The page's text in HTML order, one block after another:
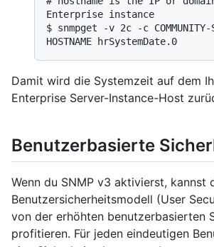
Enterprise instance
$ snmpget -v 2c -c COMMUNITY-
HOSTNAME hrSystemDate.0
Damit wird die Systemzeit auf dem
Enterprise Server-Instance-Host
Benutzerbasierte
Wenn du SNMP v3 aktivierst, kannst
Benutzersicherheitsmodell (User
von der erhöhten benutzerbasierten
profitieren. Für jeden eindeutigen